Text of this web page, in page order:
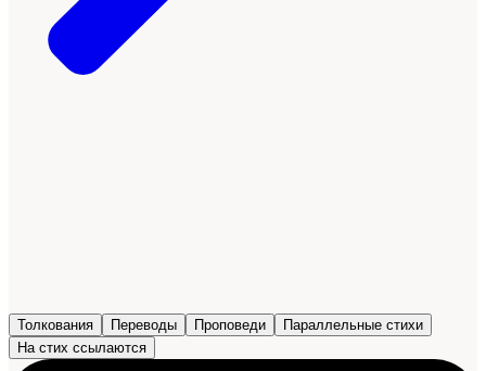
Толкования Переводы Проповеди
Параллельные стихи
На стих ссылаются